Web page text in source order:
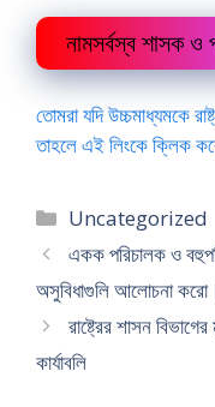
নামসর্বস্ব শাসক ও
তোমরা যদি উচ্চমাধ্যমকে
তাহলে এই লিংকে ক্লিক
Categories
Uncategorized
একক পরিচালক ও
অসুবিধাগুলি আলােচনা
রাষ্ট্রের শাসন
কার্যাবলি